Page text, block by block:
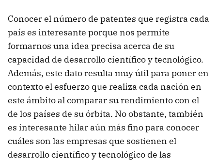
Conocer el número de patentes que registra cada
país es interesante porque nos permite
formarnos una idea precisa acerca de su
capacidad de desarrollo científico y tecnológico.
Además, este dato resulta muy útil para poner en
contexto el esfuerzo que realiza cada nación en
este ámbito al comparar su rendimiento con el
de los países de su órbita. No obstante, también
es interesante hilar aún más fino para conocer
cuáles son las empresas que sostienen el
desarrollo científico y tecnológico de las